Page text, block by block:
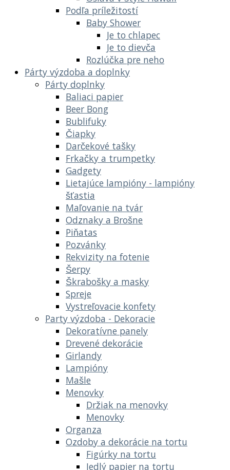
Podľa príležitostí
Baby Shower
Je to chlapec
Je to dievča
Rozlúčka pre neho
Párty výzdoba a doplnky
Párty doplnky
Baliaci papier
Beer Bong
Bublifuky
Čiapky
Darčekové tašky
Frkačky a trumpetky
Gadgety
Lietajúce lampióny - lampióny
šťastia
Maľovanie na tvár
Odznaky a Brošne
Piňatas
Pozvánky
Rekvizity na fotenie
Šerpy
Škrabošky a masky
Spreje
Vystreľovacie konfety
Party výzdoba - Dekoracie
Dekoratívne panely
Drevené dekorácie
Girlandy
Lampióny
Mašle
Menovky
Držiak na menovky
Menovky
Organza
Ozdoby a dekorácie na tortu
Figúrky na tortu
Jedlý papier na tortu